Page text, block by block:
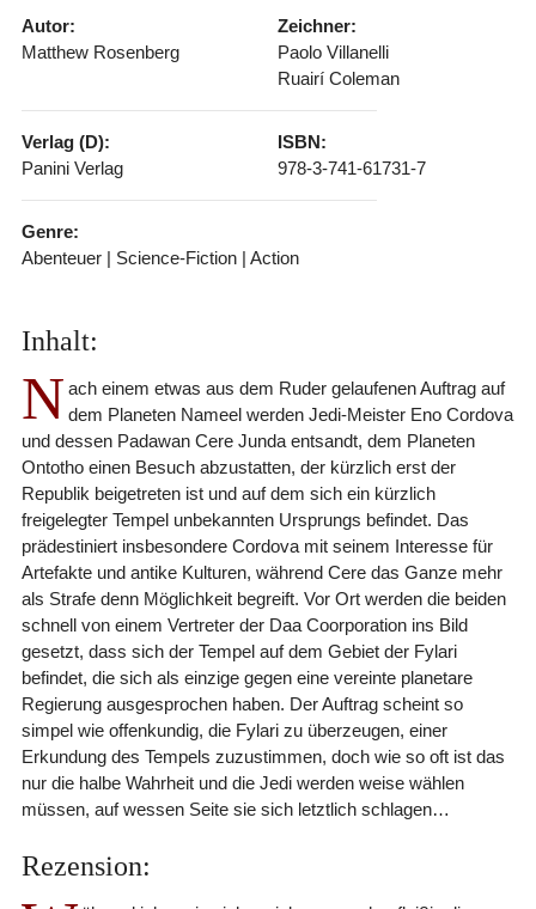
Autor:
Matthew Rosenberg
Zeichner:
Paolo Villanelli
Ruairí Coleman
Verlag (D):
Panini Verlag
ISBN:
978-3-741-61731-7
Genre:
Abenteuer | Science-Fiction | Action
Inhalt:
N ach einem etwas aus dem Ruder gelaufenen Auftrag auf
dem Planeten Nameel werden Jedi-Meister Eno Cordova
und dessen Padawan Cere Junda entsandt, dem Planeten
Ontotho einen Besuch abzustatten, der kürzlich erst der
Republik beigetreten ist und auf dem sich ein kürzlich
freigelegter Tempel unbekannten Ursprungs befindet. Das
prädestiniert insbesondere Cordova mit seinem Interesse für
Artefakte und antike Kulturen, während Cere das Ganze mehr
als Strafe denn Möglichkeit begreift. Vor Ort werden die beiden
schnell von einem Vertreter der Daa Coorporation ins Bild
gesetzt, dass sich der Tempel auf dem Gebiet der Fylari
befindet, die sich als einzige gegen eine vereinte planetare
Regierung ausgesprochen haben. Der Auftrag scheint so
simpel wie offenkundig, die Fylari zu überzeugen, einer
Erkundung des Tempels zuzustimmen, doch wie so oft ist das
nur die halbe Wahrheit und die Jedi werden weise wählen
müssen, auf wessen Seite sie sich letztlich schlagen…
Rezension: